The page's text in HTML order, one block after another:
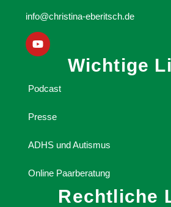
info@christina-eberitsch.de
Wichtige
Podcast
Presse
ADHS und Autismus
Online Paarberatung
Rechtliche